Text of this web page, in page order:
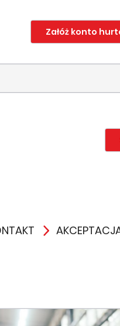
Załóż konto